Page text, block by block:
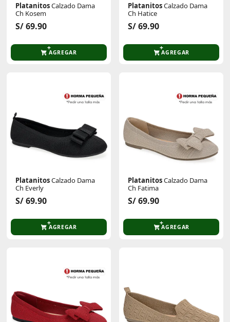
PlatanitosCalzado Dama
Ch Kosem
S/ 69.90
AGREGAR
PlatanitosCalzado Dama
Ch Hatice
S/ 69.90
AGREGAR
PlatanitosCalzado Dama
Ch Everly
S/ 69.90
AGREGAR
PlatanitosCalzado Dama
Ch Fatima
S/ 69.90
AGREGAR